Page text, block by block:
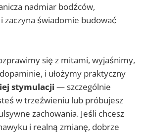
nadmiar bodźców,
zaczyna świadomie budować
się z mitami, wyjaśnimy,
i ułożymy praktyczny
stymulacji — szczególnie
w trzeźwieniu lub próbujesz
zachowania. Jeśli chcesz
i realną zmianę, dobrze